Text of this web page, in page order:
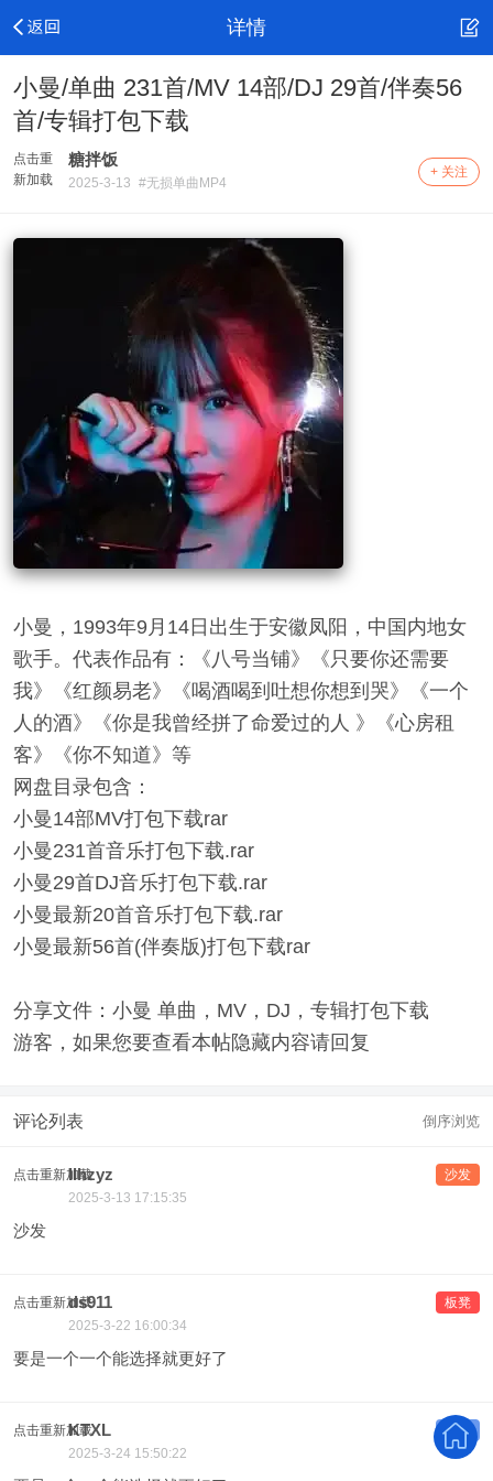
详情
小曼/单曲 231首/MV 14部/DJ 29首/伴奏56
首/专辑打包下载
点击重
新加载
糖拌饭
2025-3-13 #无损单曲MP4
+ 关注
小曼，1993年9月14日出生于安徽凤阳，中国内地女
歌手。代表作品有：《八号当铺》《只要你还需要
我》《红颜易老》《喝酒喝到吐想你想到哭》《一个
人的酒》《你是我曾经拼了命爱过的人 》《心房租
客》《你不知道》等
网盘目录包含：
小曼14部MV打包下载rar
小曼231首音乐打包下载.rar
小曼29首DJ音乐打包下载.rar
小曼最新20首音乐打包下载.rar
小曼最新56首(伴奏版)打包下载rar
分享文件：小曼 单曲，MV，DJ，专辑打包下载
游客，如果您要查看本帖隐藏内容请回复
评论列表 倒序浏览
点击重新加载 沙发
llhzyz
2025-3-13 17:15:35
沙发
点击重新加载 板凳
ds911
2025-3-22 16:00:34
要是一个一个能选择就更好了
点击重新加载 地板
KTXL
2025-3-24 15:50:22